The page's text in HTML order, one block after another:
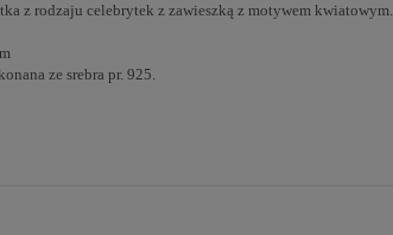
z rodzaju celebrytek z zawieszką z motywem kwiatowym.
ze srebra pr. 925.